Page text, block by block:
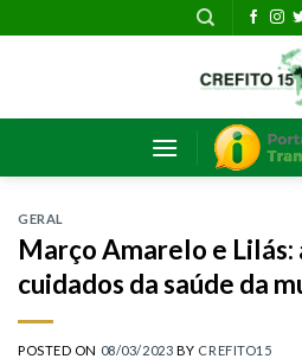
GERAL
Março Amarelo e
cuidados da saúde da
POSTED ON 08/03/2023 BY CREFITO15